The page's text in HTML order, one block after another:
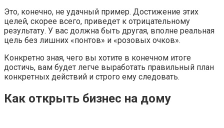
Это, конечно, не удачный пример. Достижение этих
целей, скорее всего, приведет к отрицательному
результату. У вас должна быть другая, вполне реальная
цель без лишних «понтов» и «розовых очков».
Конкретно зная, чего вы хотите в конечном итоге
достичь, вам будет легче выработать правильный план
конкретных действий и строго ему следовать.
Как открыть бизнес на дому